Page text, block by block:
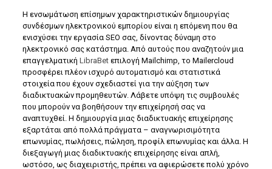
Η ενσωμάτωση επίσημων χαρακτηριστικών δημιουργίας
συνδέσμων ηλεκτρονικού εμπορίου είναι η επόμενη που θα
ενισχύσει την εργασία SEO σας, δίνοντας δύναμη στο
ηλεκτρονικό σας κατάστημα. Από αυτούς που αναζητούν μια
επαγγελματική LibraBetεπιλογή Mailchimp, το Mailercloud
προσφέρει πλέον ισχυρό αυτοματισμό και στατιστικά
στοιχεία που έχουν σχεδιαστεί για την αύξηση των
διαδικτυακών προμηθευτών. Λάβετε υπόψη τις συμβουλές
που μπορούν να βοηθήσουν την επιχείρησή σας να
αναπτυχθεί. Η δημιουργία μιας διαδικτυακής επιχείρησης
εξαρτάται από πολλά πράγματα – αναγνωρισιμότητα
επωνυμίας, πωλήσεις, πώληση, προφίλ επωνυμίας και άλλα. Η
διεξαγωγή μιας διαδικτυακής επιχείρησης είναι απλή,
ωστόσο, ως διαχειριστής, πρέπει να αφιερώσετε πολύ χρόνο